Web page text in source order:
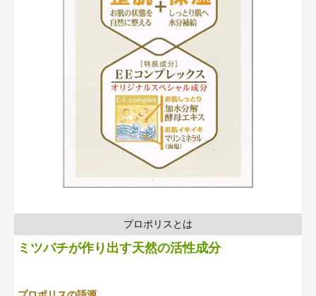
プロポリスとは
ミツバチが作り出す天然の活性成分